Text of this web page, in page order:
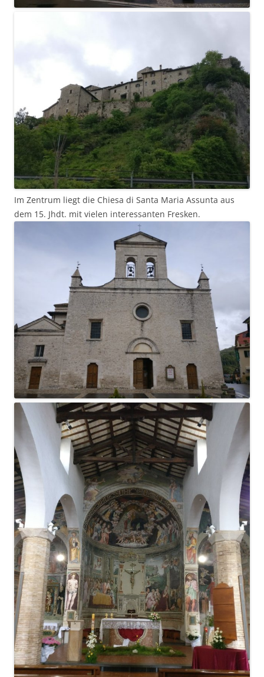
Im Zentrum liegt die Chiesa di Santa Maria Assunta aus
dem 15. Jhdt. mit vielen interessanten Fresken.